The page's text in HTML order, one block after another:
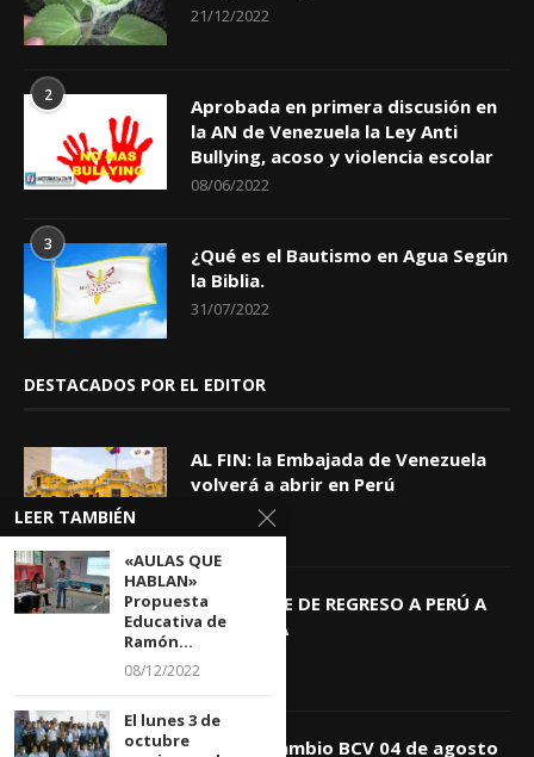
21/12/2022
2
Aprobada en primera discusión en
la AN de Venezuela la Ley Anti
Bullying, acoso y violencia escolar
08/06/2022
3
¿Qué es el Bautismo en Agua Según
la Biblia.
31/07/2022
DESTACADOS POR EL EDITOR
AL FIN: la Embajada de Venezuela
volverá a abrir en Perú
06/08/2026
KEIKO TRAE DE REGRESO A PERÚ A
GIOVANNA
Tasa de Cambio BCV 04 de agosto
LEER TAMBIÉN
«AULAS QUE
HABLAN»
Propuesta
Educativa de
Ramón...
08/12/2022
El lunes 3 de
octubre